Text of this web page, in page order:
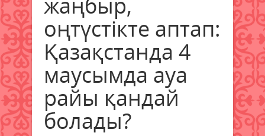
оңтүстікте аптап:
Қазақстанда 4
маусымда ауа
райы қандай
болады?